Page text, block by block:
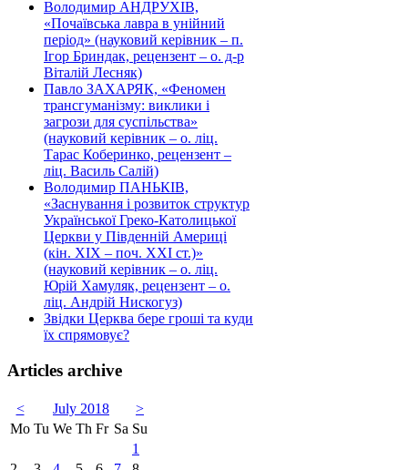
Володимир АНДРУХІВ,
«Почаївська лавра в унійний
період» (науковий керівник – п.
Ігор Бриндак, рецензент – о. д-р
Віталій Лесняк)
Павло ЗАХАРЯК, «Феномен
трансгуманізму: виклики і
загрози для суспільства»
(науковий керівник – о. ліц.
Тарас Коберинко, рецензент –
ліц. Василь Салій)
Володимир ПАНЬКІВ,
«Заснування і розвиток структур
Української Греко-Католицької
Церкви у Південній Америці
(кін. ХІХ – поч. ХХІ ст.)»
(науковий керівник – о. ліц.
Юрій Хамуляк, рецензент – о.
ліц. Андрій Нискогуз)
Звідки Церква бере гроші та куди
їх спрямовує?
Articles archive
< July 2018
>
Mo Tu We Th Fr Sa Su
1